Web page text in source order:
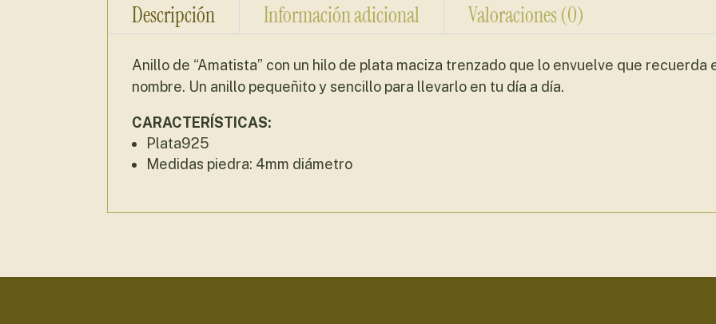
Descripción Información adicional Valoraciones (0)
Anillo de “Amatista” con un hilo de plata maciza trenzado que lo envuelve que recuerda
nombre. Un anillo pequeñito y sencillo para llevarlo en tu día a día.
CARACTERÍSTICAS:
Plata925
Medidas piedra: 4mm diámetro